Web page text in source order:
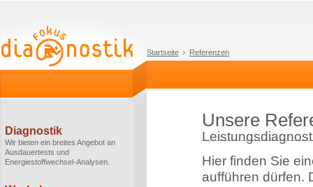
Startseite Referenzen
Diagnostik
Wir bieten ein breites Angebot an
Ausdauertests und
Energiestoffwechsel-Analysen.
Unsere
Hier finden Sie
aufführen dürfen.